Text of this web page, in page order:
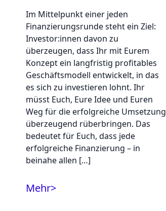
Im Mittelpunkt einer jeden
Finanzierungsrunde steht ein Ziel:
Investor:innen davon zu
überzeugen, dass Ihr mit Eurem
Konzept ein langfristig profitables
Geschäftsmodell entwickelt, in das
es sich zu investieren lohnt. Ihr
müsst Euch, Eure Idee und Euren
Weg für die erfolgreiche Umsetzung
überzeugend rüberbringen. Das
bedeutet für Euch, dass jede
erfolgreiche Finanzierung – in
beinahe allen […]
Mehr>